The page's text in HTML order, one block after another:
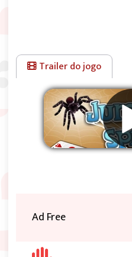
Trailer do jogo
Ad Free